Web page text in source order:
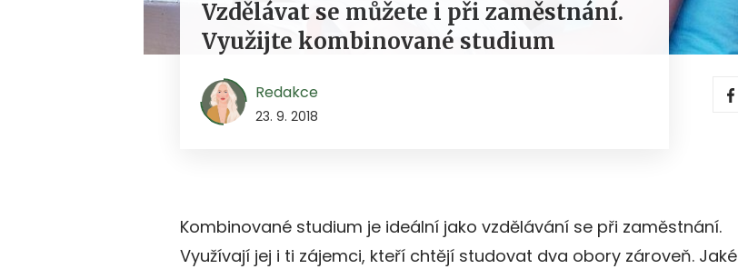
Vzdělávat se můžete i při zaměstnání.
Využijte kombinované studium
Redakce
23. 9. 2018
Kombinované studium je ideální jako vzdělávání se při zaměstnání.
Využívají jej i ti zájemci, kteří chtějí studovat dva obory zároveň. Jaké